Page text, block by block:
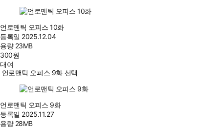
언로맨틱 오피스 10화
등록일 2025.12.04
용량 23MB
300원
대여
언로맨틱 오피스 9화 선택
언로맨틱 오피스 9화
등록일 2025.11.27
용량 28MB